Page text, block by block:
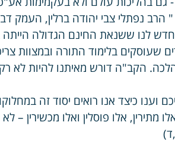
" הרב נפתלי צבי יהודה ברלין, העמק
לנו ששנאת החינם הגדולה הייתה
שעוסקים בלימוד התורה ובמצוות
הקב"ה דורש מאיתנו להיות לא
וענו כיצד אנו רואים יסוד זה
מתירין, אלו פוסלין ואלו מכשירין